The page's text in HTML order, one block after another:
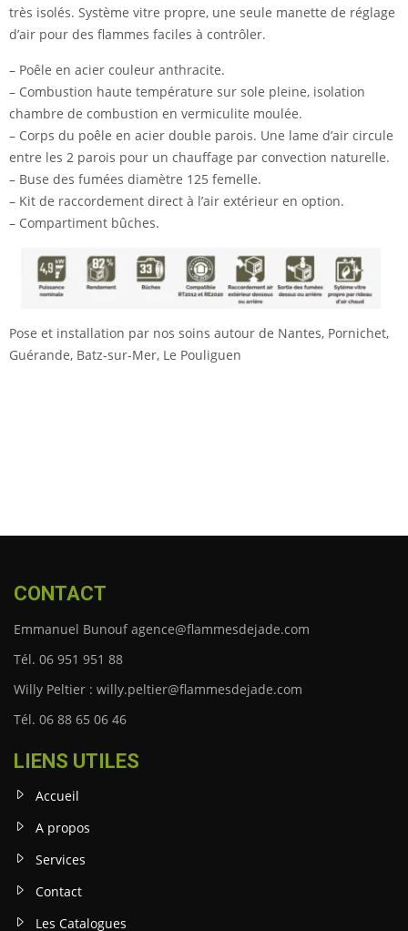
très isolés. Système vitre propre, une seule manette de réglage
d’air pour des flammes faciles à contrôler.
– Poêle en acier couleur anthracite.
– Combustion haute température sur sole pleine, isolation
chambre de combustion en vermiculite moulée.
– Corps du poêle en acier double parois. Une lame d’air circule
entre les 2 parois pour un chauffage par convection naturelle.
– Buse des fumées diamètre 125 femelle.
– Kit de raccordement direct à l’air extérieur en option.
– Compartiment bûches.
Pose et installation par nos soins autour de Nantes, Pornichet,
Guérande, Batz-sur-Mer, Le Pouliguen
CONTACT
Emmanuel Bunouf agence@flammesdejade.com
Tél. 06 951 951 88
Willy Peltier : willy.peltier@flammesdejade.com
Tél. 06 88 65 06 46
LIENS UTILES
Accueil
A propos
Services
Contact
Les Catalogues